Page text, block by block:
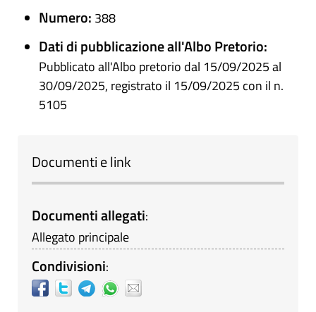
Numero: 388
Dati di pubblicazione all'Albo Pretorio:
Pubblicato all'Albo pretorio dal 15/09/2025 al
30/09/2025, registrato il 15/09/2025 con il n.
5105
Documenti e link
Documenti allegati:
Allegato principale
Condivisioni: